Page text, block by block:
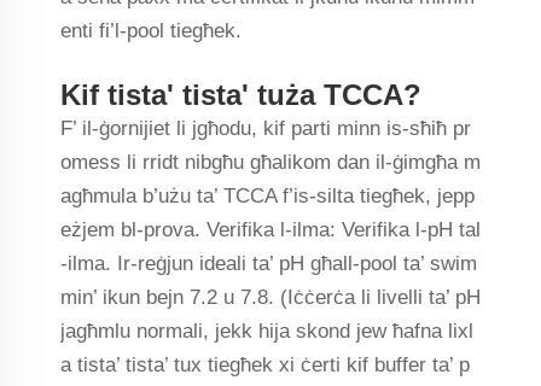
enti fi’l-pool tiegħek.
Kif tista' tista' tuża TCCA?
F’ il-ġornijiet li jgħodu, kif parti minn is-sħiħ pr
omess li rridt nibgħu għalikom dan il-ġimgħa m
agħmula b’użu ta’ TCCA f’is-silta tiegħek, jepp
eżjem bl-prova. Verifika l-ilma: Verifika l-pH tal
-ilma. Ir-reġjun ideali ta’ pH għall-pool ta’ swim
min’ ikun bejn 7.2 u 7.8. (Iċċerċa li livelli ta’ pH
jagħmlu normali, jekk hija skond jew ħafna lixl
a tista’ tista’ tux tiegħek xi ċerti kif buffer ta’ p